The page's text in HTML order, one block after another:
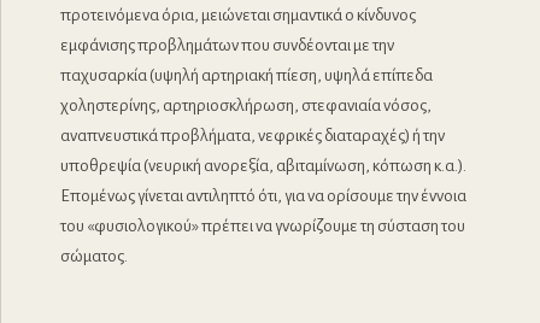
προτεινόμενα όρια, μειώνεται σημαντικά ο κίνδυνος
εμφάνισης προβλημάτων που συνδέονται με την
παχυσαρκία (υψηλή αρτηριακή πίεση, υψηλά επίπεδα
χοληστερίνης, αρτηριοσκλήρωση, στεφανιαία νόσος,
αναπνευστικά προβλήματα, νεφρικές διαταραχές) ή την
υποθρεψία (νευρική ανορεξία, αβιταμίνωση, κόπωση κ.α.).
Επομένως γίνεται αντιληπτό ότι, για να ορίσουμε την έννοια
του «φυσιολογικού» πρέπει να γνωρίζουμε τη σύσταση του
σώματος.